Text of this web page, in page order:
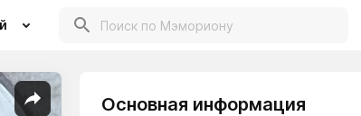
Основная информация